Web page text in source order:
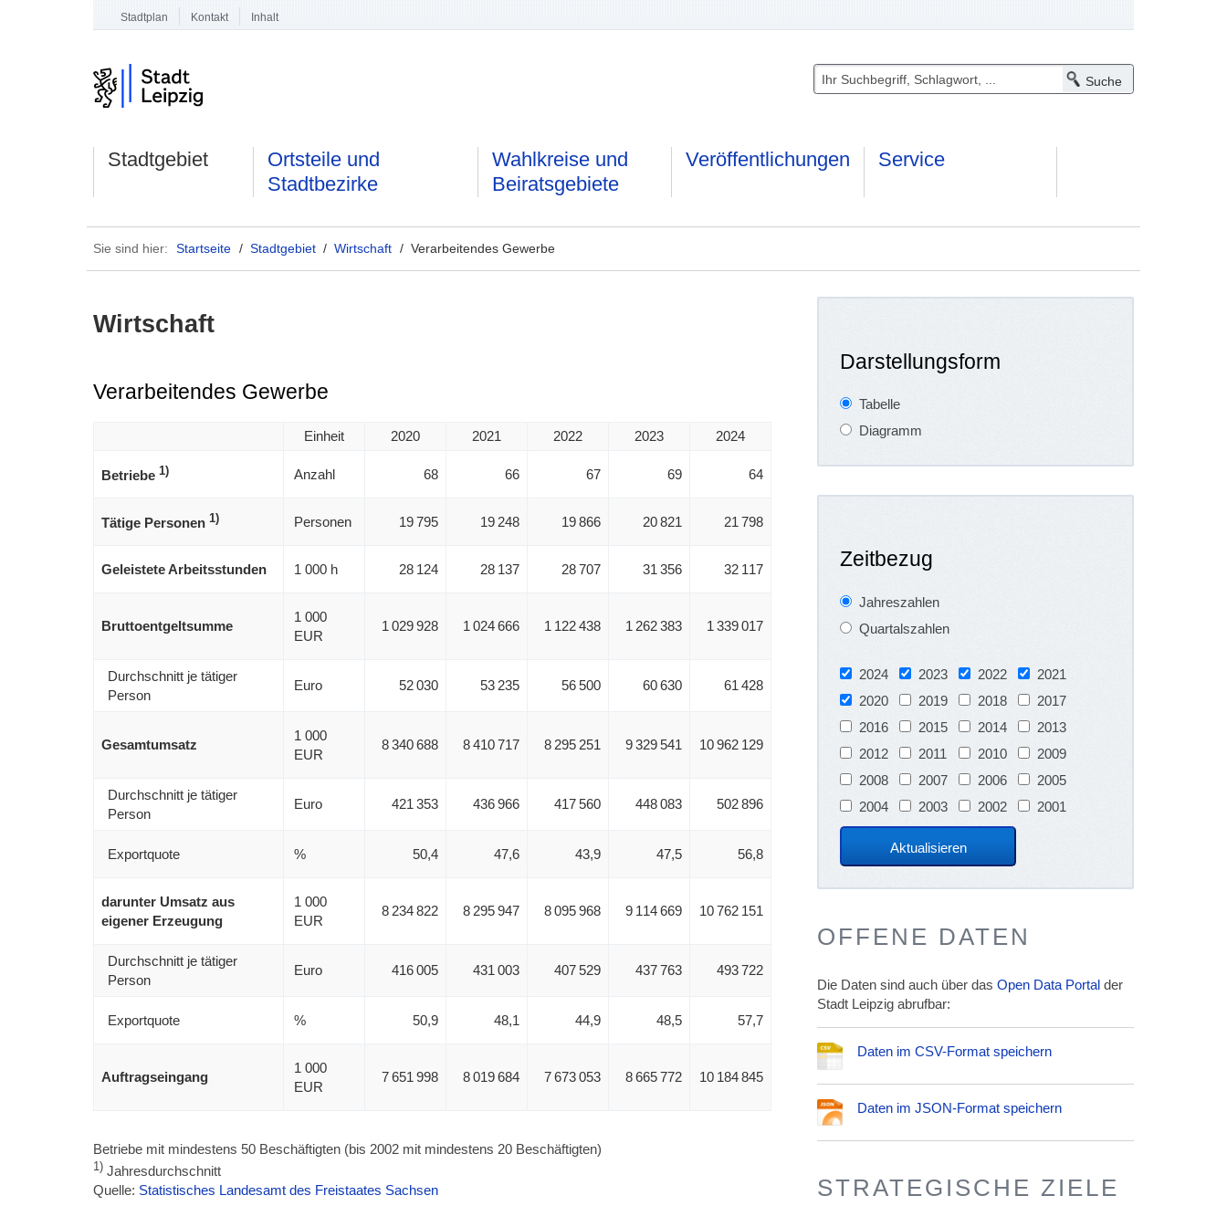
Stadtplan Kontakt Inhalt
Stadtgebiet
Ortsteile und
Stadtbezirke
Wahlkreise und
Beiratsgebiete
Veröffentlichungen Service
Sie sind hier: Startseite / Stadtgebiet /Wirtschaft / Verarbeitendes Gewerbe
Wirtschaft
Verarbeitendes Gewerbe
Einheit 2020 2021 2022 2023 2024
Betriebe 1) Anzahl 68 66 67 69 64
Tätige Personen 1) Personen 19 795 19 248 19 866 20 821 21 798
Geleistete Arbeitsstunden 1 000 h 28 124 28 137 28 707 31 356 32 117
Bruttoentgeltsumme
1 000
EUR
1 029 928 1 024 666 1 122 438 1 262 383 1 339 017
Durchschnitt je tätiger
Person
Euro 52 030 53 235 56 500 60 630 61 428
Gesamtumsatz
1 000
EUR
8 340 688 8 410 717 8 295 251 9 329 541 10 962 129
Durchschnitt je tätiger
Person
Euro 421 353 436 966 417 560 448 083 502 896
Exportquote % 50,4 47,6 43,9 47,5 56,8
darunter Umsatz aus
eigener Erzeugung
1 000
EUR
8 234 822 8 295 947 8 095 968 9 114 669 10 762 151
Durchschnitt je tätiger
Person
Euro 416 005 431 003 407 529 437 763 493 722
Exportquote % 50,9 48,1 44,9 48,5 57,7
Auftragseingang
1 000
EUR
7 651 998 8 019 684 7 673 053 8 665 772 10 184 845
Betriebe mit mindestens 50 Beschäftigten (bis 2002 mit mindestens 20 Beschäftigten)
1) Jahresdurchschnitt
Quelle: Statistisches Landesamt des Freistaates Sachsen
Darstellungsform
Tabelle
Diagramm
Zeitbezug
Jahreszahlen
Quartalszahlen
2024 2023 2022
2021
2020
2019 2018
2017
2016
2015 2014
2013
2012
2011 2010
2009
2008
2007 2006
2005
2004
2003 2002 2001
OFFENE DATEN
Die Daten sind auch über dasOpen Data Portal der
Stadt Leipzig abrufbar:
Daten im CSV-Format speichern
Daten im JSON-Format speichern
STRATEGISCHE ZIELE